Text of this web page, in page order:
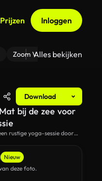
Prijzen Inloggen
Zoom Virtuele
Alles bekijken
Download
Nieuw
deze foto.
bij de zee voor
rustige yoga-sessie door
met de zee als
en meditatie.